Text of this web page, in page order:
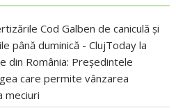
Cod Galben de caniculă și
până duminică - ClujToday la
din România: Președintele
care permite vânzarea
meciuri